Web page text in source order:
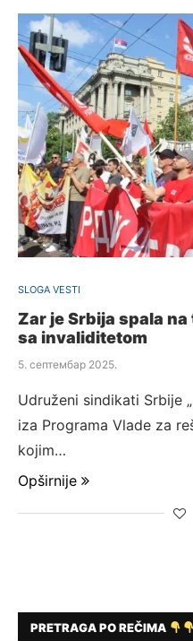
SLOGA VESTI
Zar je Srbija spala
sa invaliditetom
5. септембар 2025.
Udruženi sindikati Srbije
iza Programa Vlade za
kojim…
Opširnije
PRETRAGA PO REČIMA